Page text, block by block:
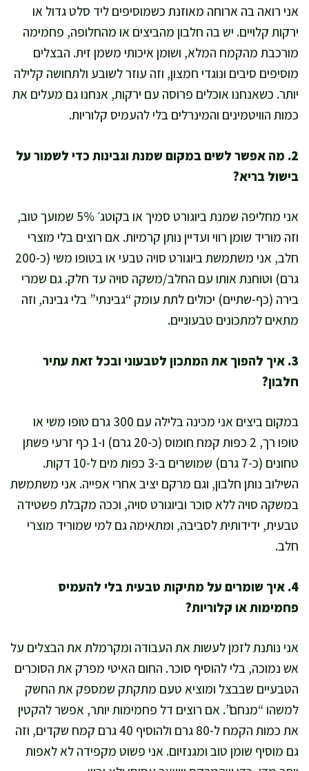
אני רואה בה ארוחה מאוזנת כשמוסיפים ליד סלט גדול או
ירקות קלויים. יש בה חלבון מהביצים או מהחלופה, פחמימה
מורכבת מהקמח המלא, ושומן איכותי משמן זית. הבצלים
מוסיפים סיבים ונוגדי חמצון, וזה עוזר לשובע ולתחושה קלילה
יותר. כשאנחנו אוכלים פרוסה עם ירקות, אנחנו גם מעלים את
כמות הוויטמינים והמינרלים בלי להעמיס קלוריות.
2. מה אפשר לשים במקום שמנת וגבינות כדי לשמור על
בישול בריא?
אני מחליפה שמנת ביוגורט סמיך או בקוטג׳ 5% שמועך טוב,
וזה מוריד שומן רווי ועדיין נותן קרמיות. אם רוצים בלי מוצרי
חלב, אני משתמשת ביוגורט סויה טבעי או בטופו משי (כ-200
גרם) וטוחנת אותו עם החלב/משקה סויה עד חלק. גם שמרי
בירה (כף-שתיים) יכולים לתת עומק “גבינתי” בלי גבינה, וזה
מתאים למתכונים טבעוניים.
3. איך להפוך את המתכון לטבעוני ובכל זאת עתיר
חלבון?
במקום ביצים אני מכינה בלילה עם 300 גרם טופו משי או
טופו רך, 2 כפות קמח חומוס (כ-20 גרם) ו-1 כף זרעי פשתן
טחונים (כ-7 גרם) שמושרים ב-3 כפות מים ל-10 דקות.
השילוב נותן חלבון, וגם מרקם יציב אחרי אפייה. אני משתמשת
במשקה סויה ללא סוכר וביוגורט סויה, וככה מקבלת פשטידה
טבעית, ידידותית לסביבה, ומתאימה גם למי שמוריד מוצרי
חלב.
4. איך שומרים על מתיקות טבעית בלי להעמיס
פחמימות או קלוריות?
אני נותנת לזמן לעשות את העבודה ומקרמלת את הבצלים על
אש נמוכה, בלי להוסיף סוכר. החום האיטי מפרק את הסוכרים
הטבעיים שבבצל ומוציא טעם מתקתק שמספק את החשק
למשהו “מנחם”. אם רוצים דל פחמימות יותר, אפשר להקטין
את כמות הקמח ל-80 גרם ולהוסיף 40 גרם קמח שקדים, וזה
גם מוסיף שומן טוב ומגנזיום. אני פשוט מקפידה לא לאפות